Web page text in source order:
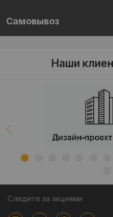
Самовывоз
Наши
Следите за акциями